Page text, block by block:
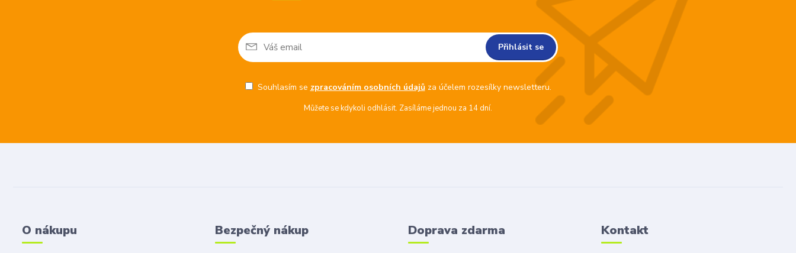
Přihlásit se
Souhlasím se zpracováním osobních údajůza účelem rozesílky newsletteru.
Můžete se kdykoli odhlásit. Zasíláme jednou za 14 dní.
O nákupu Bezpečný nákup Doprava zdarma Kontakt